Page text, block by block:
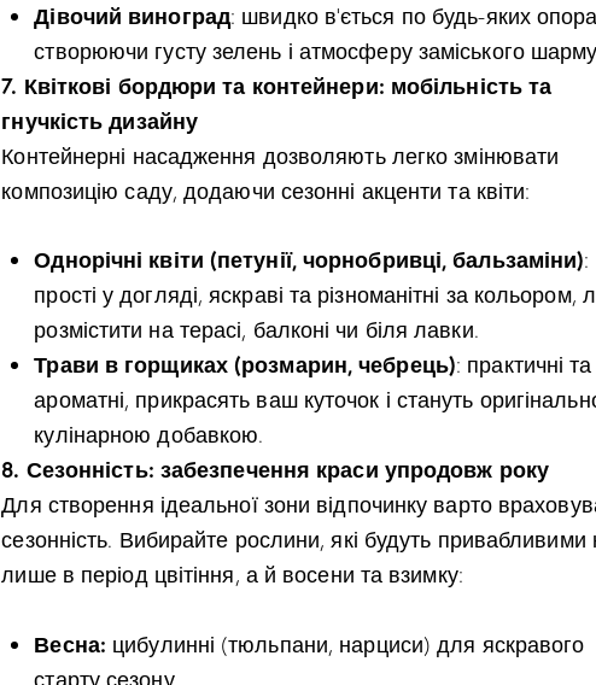
Дівочий виноград: швидко в’ється по будь-яких
створюючи густу зелень і атмосферу заміського
7. Квіткові бордюри та контейнери: мобільність та
гнучкість дизайну
Контейнерні насадження дозволяють легко змінювати
композицію саду, додаючи сезонні акценти та квіти:
Однорічні квіти (петунії, чорнобривці, бальзаміни):
прості у догляді, яскраві та різноманітні за кольором,
розмістити на терасі, балконі чи біля лавки.
Трави в горщиках (розмарин, чебрець): практичні та
ароматні, прикрасять ваш куточок і стануть
кулінарною добавкою.
8. Сезонність: забезпечення краси упродовж року
Для створення ідеальної зони відпочинку варто
сезонність. Вибирайте рослини, які будуть привабливими
лише в період цвітіння, а й восени та взимку:
Весна: цибулинні (тюльпани, нарциси) для яскравого
старту сезону.